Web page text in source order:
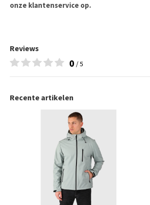
onze klantenservice op.
Reviews
0 / 5
Recente artikelen